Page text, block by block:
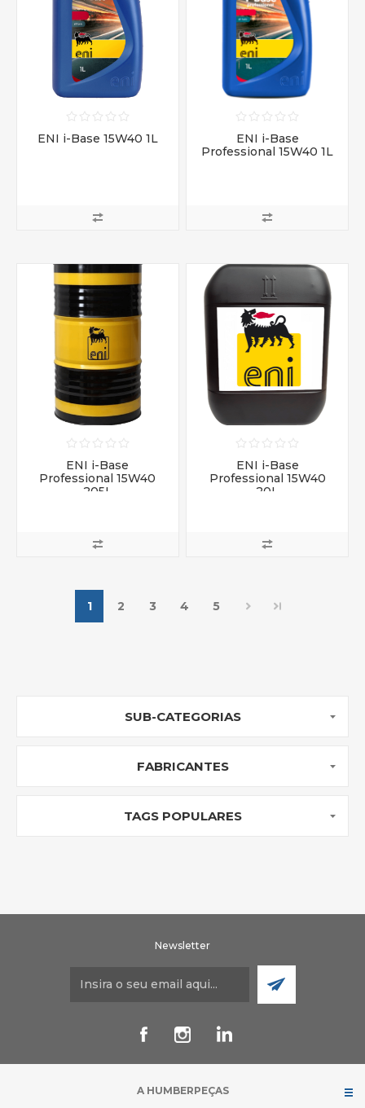
ENI i-Base 15W40 1L
ENI i-Base
Professional 15W40 1L
ENI i-Base
Professional 15W40
205L
ENI i-Base
Professional 15W40
20L
1 2 3 4 5
SUB-CATEGORIAS
FABRICANTES
TAGS POPULARES
Newsletter
A HUMBERPEÇAS